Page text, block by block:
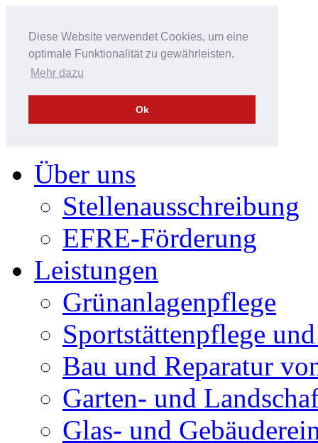
Diese Website verwendet Cookies, um eine
optimale Funktionalität zu gewährleisten.
Mehr dazu
Ok
Über uns
Stellenausschreibung
EFRE-Förderung
Leistungen
Grünanlagenpflege
Sportstättenpflege
Bau und Reparatur
Garten- und
Glas- und